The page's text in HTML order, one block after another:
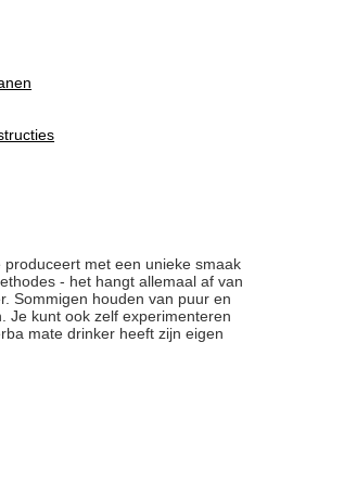
met een unieke smaak
- het hangt allemaal af van
Sommigen houden van puur en
Je kunt ook zelf experimenteren
mate drinker heeft zijn eigen